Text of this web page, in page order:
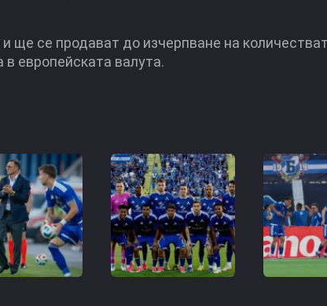
ще се продават до изчерпване на
европейската валута.